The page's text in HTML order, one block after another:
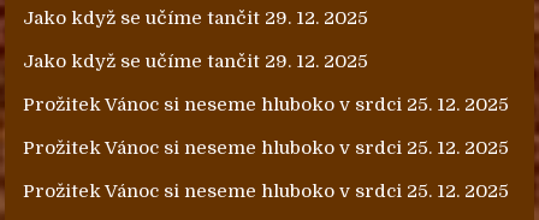
Jako když se učíme tančit 29. 12. 2025
Jako když se učíme tančit 29. 12. 2025
Prožitek Vánoc si neseme hluboko v srdci 25. 12. 2025
Prožitek Vánoc si neseme hluboko v srdci 25. 12. 2025
Prožitek Vánoc si neseme hluboko v srdci 25. 12. 2025